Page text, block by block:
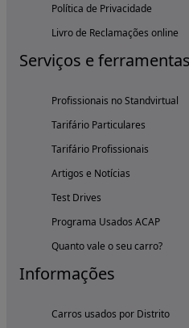
Política de Privacidade
Livro de Reclamações online
Serviços e ferramentas
Profissionais no Standvirtual
Tarifário Particulares
Tarifário Profissionais
Artigos e Notícias
Test Drives
Programa Usados ACAP
Quanto vale o seu carro?
Informações
Carros usados por Distrito